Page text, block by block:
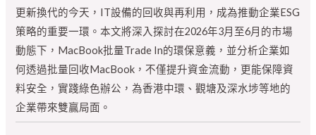
更新換代的今天，IT設備的回收與再利用，成為推動企業ESG
策略的重要一環。本文將深入探討在2026年3月至6月的市場
動態下，MacBook批量Trade In的環保意義，並分析企業如
何透過批量回收MacBook，不僅提升資金流動，更能保障資
料安全，實踐綠色辦公，為香港中環、觀塘及深水埗等地的
企業帶來雙贏局面。